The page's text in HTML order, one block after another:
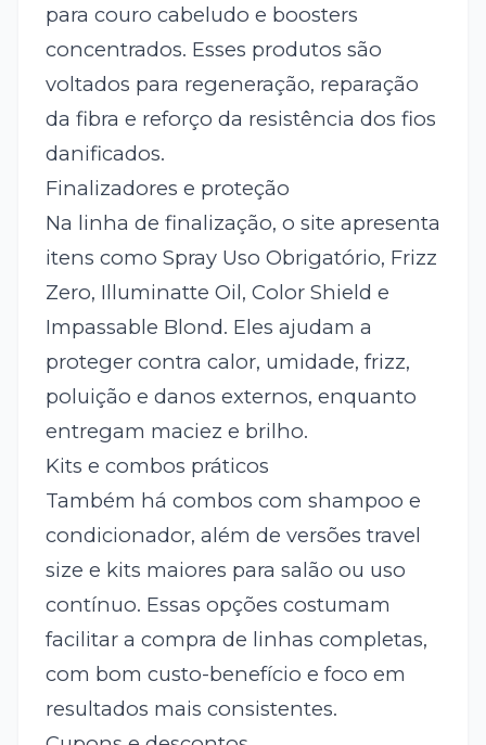
para couro cabeludo e boosters
concentrados. Esses produtos são
voltados para regeneração, reparação
da fibra e reforço da resistência dos fios
danificados.
Finalizadores e proteção
Na linha de finalização, o site apresenta
itens como Spray Uso Obrigatório, Frizz
Zero, Illuminatte Oil, Color Shield e
Impassable Blond. Eles ajudam a
proteger contra calor, umidade, frizz,
poluição e danos externos, enquanto
entregam maciez e brilho.
Kits e combos práticos
Também há combos com shampoo e
condicionador, além de versões travel
size e kits maiores para salão ou uso
contínuo. Essas opções costumam
facilitar a compra de linhas completas,
com bom custo-benefício e foco em
resultados mais consistentes.